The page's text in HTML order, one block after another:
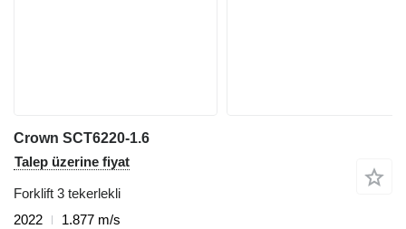
Crown SCT6220-1.6
Talep üzerine fiyat
Forklift 3 tekerlekli
2022
1.877 m/s